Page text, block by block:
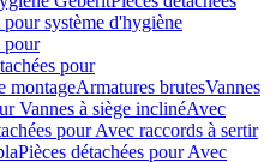
système d'hygiène
pour
pour
montageArmatures brutesVannes
Vannes à siège inclinéAvec
pour Avec raccords à sertir
Pièces détachées pour Avec